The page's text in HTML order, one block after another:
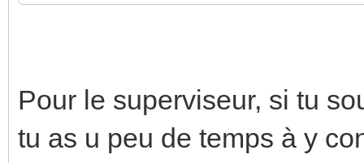
Pour le superviseur, si tu
tu as u peu de temps à y